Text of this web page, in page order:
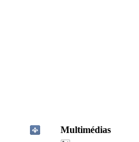
Multimédias